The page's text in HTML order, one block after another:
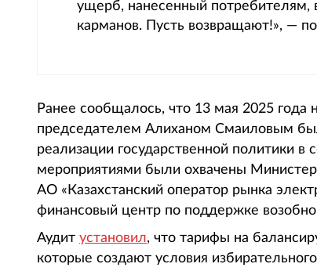
ущерб, нанесенный потребителям,
карманов. Пусть возвращают!», —
Ранее сообщалось, что 13 мая 2025 года
председателем Алиханом Смаиловым
реализации государственной политики в
мероприятиями были охвачены
АО «Казахстанский оператор рынка
финансовый центр по поддержке
Аудит установил, что тарифы на
которые создают условия